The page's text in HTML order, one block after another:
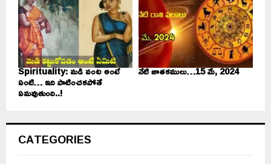
Spirituality: మడి వంట అంటే
ఏంటి… ఇది పాటించకపోతే
ఏమవుతుంది..!
నేటి జాతకములు…15 మే, 2024
CATEGORIES